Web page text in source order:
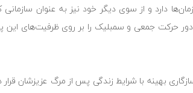
دارد و از سوی دیگر خود نیز به عنوان سازمانی
حرکت جمعی و سمبلیک را بر روی ظرفیت‌های این
بهینه با شرایط زندگی پس از مرگ‌ عزیزشان قرار